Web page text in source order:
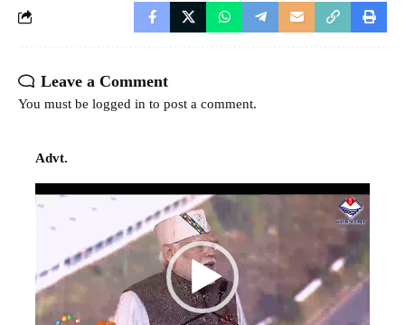
Leave a Comment
You must be logged in to post a comment.
Advt.
Video